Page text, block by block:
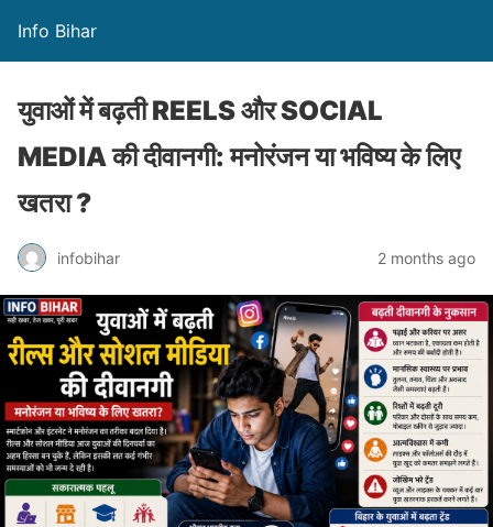
Info Bihar
युवाओं में बढ़ती REELS और SOCIAL
MEDIA की दीवानगी: मनोरंजन या भविष्य के लिए
खतरा ?
infobihar 2 months ago